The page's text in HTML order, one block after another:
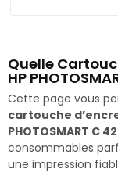
Quelle
HP
Cette page vous
cartouche
PHOTOSMART C
consommables
une impression